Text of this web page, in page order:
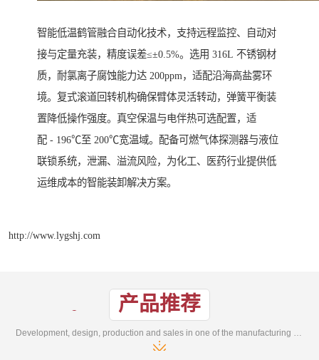
智能低温鹤管融合自动化技术，支持远程监控、自动对
接与定量充装，精度误差≤±0.5%。选用 316L 不锈钢材
质，耐氯离子腐蚀能力达 200ppm，适配沿海高盐雾环
境。复式滚道回转机构确保臂体灵活转动，弹簧平衡装
置降低操作强度。真空保温与电伴热可选配置，适
配 - 196℃至 200℃宽温域。配备可燃气体探测器与液位
联锁系统，泄漏、溢流风险，为化工、医药行业提供低
运维成本的智能装卸解决方案。
http://www.lygshj.com
产品推荐
Development, design, production and sales in one of the manufacturing enterprises